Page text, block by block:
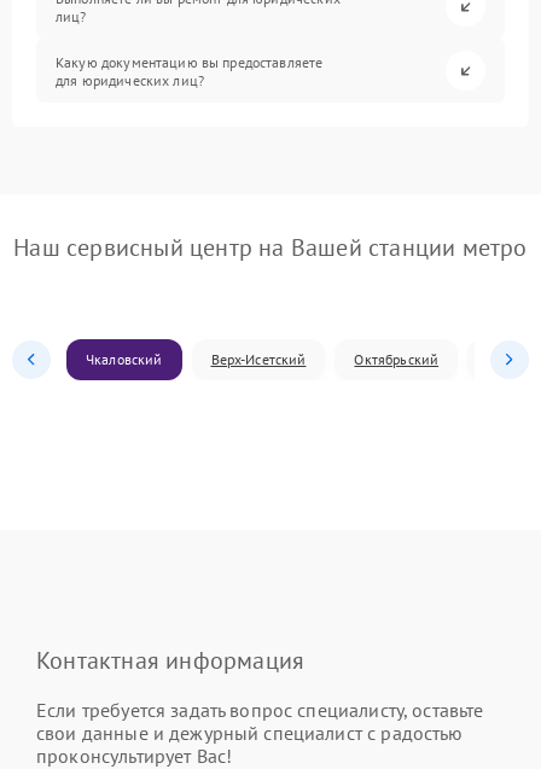
лиц?
Какую документацию вы предоставляете
для юридических лиц?
Наш сервисный центр на Вашей станции метро
Чкаловский Верх-Исетский Октябрьский
Контактная информация
Если требуется задать вопрос специалисту, оставьте
свои данные и дежурный специалист с радостью
проконсультирует Вас!